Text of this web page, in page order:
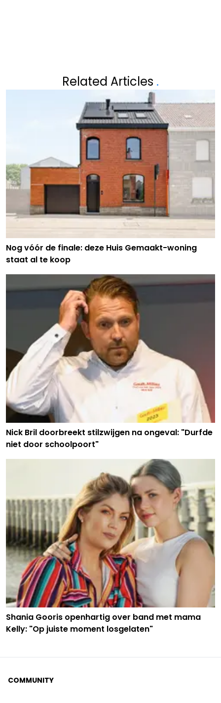
Related Articles .
Nog vóór de finale: deze Huis Gemaakt-woning
staat al te koop
Nick Bril doorbreekt stilzwijgen na ongeval: "Durfde
niet door schoolpoort"
Shania Gooris openhartig over band met mama
Kelly: "Op juiste moment losgelaten"
COMMUNITY